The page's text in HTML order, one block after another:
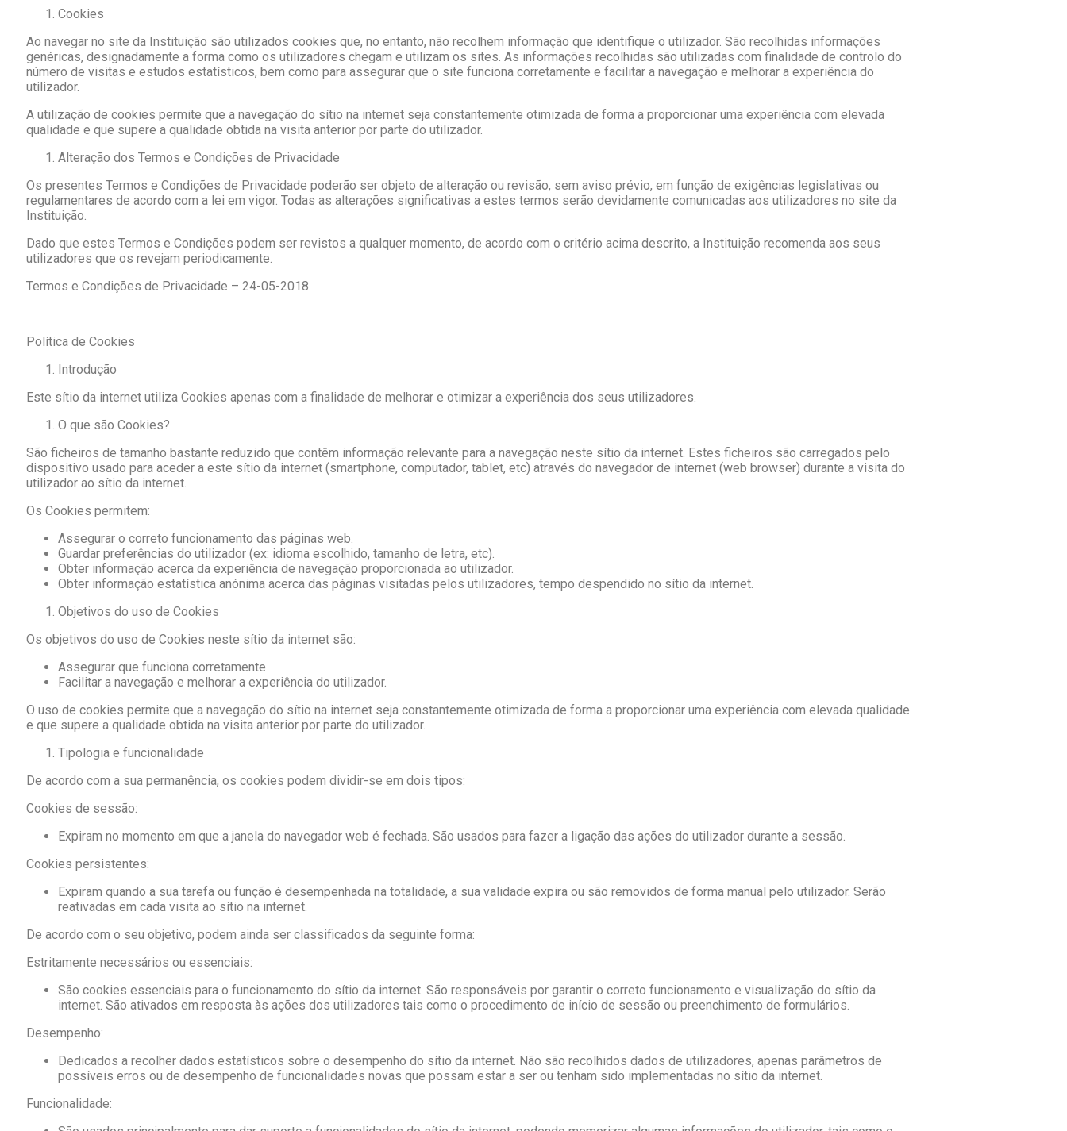
Cookies
Ao navegar no site da Instituição são utilizados cookies que, no entanto, não recolhem informação que identifique o utilizador. São recolhidas informações
genéricas, designadamente a forma como os utilizadores chegam e utilizam os sites. As informações recolhidas são utilizadas com finalidade de controlo do
número de visitas e estudos estatísticos, bem como para assegurar que o site funciona corretamente e facilitar a navegação e melhorar a experiência do
utilizador.
A utilização de cookies permite que a navegação do sítio na internet seja constantemente otimizada de forma a proporcionar uma experiência com elevada
qualidade e que supere a qualidade obtida na visita anterior por parte do utilizador.
Alteração dos Termos e Condições de Privacidade
Os presentes Termos e Condições de Privacidade poderão ser objeto de alteração ou revisão, sem aviso prévio, em função de exigências legislativas ou
regulamentares de acordo com a lei em vigor. Todas as alterações significativas a estes termos serão devidamente comunicadas aos utilizadores no site da
Instituição.
Dado que estes Termos e Condições podem ser revistos a qualquer momento, de acordo com o critério acima descrito, a Instituição recomenda aos seus
utilizadores que os revejam periodicamente.
Termos e Condições de Privacidade – 24-05-2018
Política de Cookies
Introdução
Este sítio da internet utiliza Cookies apenas com a finalidade de melhorar e otimizar a experiência dos seus utilizadores.
O que são Cookies?
São ficheiros de tamanho bastante reduzido que contêm informação relevante para a navegação neste sítio da internet. Estes ficheiros são carregados pelo
dispositivo usado para aceder a este sítio da internet (smartphone, computador, tablet, etc) através do navegador de internet (web browser) durante a visita do
utilizador ao sítio da internet.
Os Cookies permitem:
Assegurar o correto funcionamento das páginas web.
Guardar preferências do utilizador (ex: idioma escolhido, tamanho de letra, etc).
Obter informação acerca da experiência de navegação proporcionada ao utilizador.
Obter informação estatística anónima acerca das páginas visitadas pelos utilizadores, tempo despendido no sítio da internet.
Objetivos do uso de Cookies
Os objetivos do uso de Cookies neste sítio da internet são:
Assegurar que funciona corretamente
Facilitar a navegação e melhorar a experiência do utilizador.
O uso de cookies permite que a navegação do sítio na internet seja constantemente otimizada de forma a proporcionar uma experiência com elevada qualidade
e que supere a qualidade obtida na visita anterior por parte do utilizador.
Tipologia e funcionalidade
De acordo com a sua permanência, os cookies podem dividir-se em dois tipos:
Cookies de sessão:
Expiram no momento em que a janela do navegador web é fechada. São usados para fazer a ligação das ações do utilizador durante a sessão.
Cookies persistentes:
Expiram quando a sua tarefa ou função é desempenhada na totalidade, a sua validade expira ou são removidos de forma manual pelo utilizador. Serão
reativadas em cada visita ao sítio na internet.
De acordo com o seu objetivo, podem ainda ser classificados da seguinte forma:
Estritamente necessários ou essenciais:
São cookies essenciais para o funcionamento do sítio da internet. São responsáveis por garantir o correto funcionamento e visualização do sítio da
internet. São ativados em resposta às ações dos utilizadores tais como o procedimento de início de sessão ou preenchimento de formulários.
Desempenho:
Dedicados a recolher dados estatísticos sobre o desempenho do sítio da internet. Não são recolhidos dados de utilizadores, apenas parâmetros de
possíveis erros ou de desempenho de funcionalidades novas que possam estar a ser ou tenham sido implementadas no sítio da internet.
Funcionalidade: